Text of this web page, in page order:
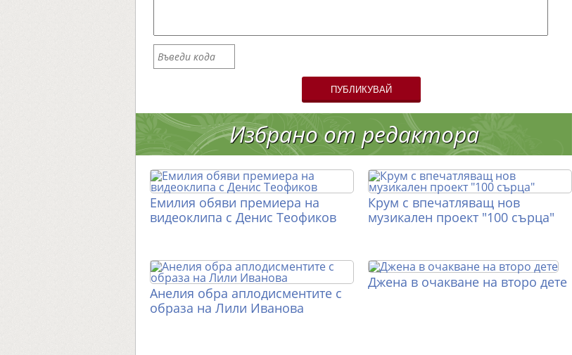
ПУБЛИКУВАЙ
Избрано от редактора
Емилия обяви премиера на
видеоклипа с Денис Теофиков
Крум с впечатляващ нов
музикален проект "100 сърца"
Анелия обра аплодисментите с
образа на Лили Иванова
Джена в очакване на второ дете